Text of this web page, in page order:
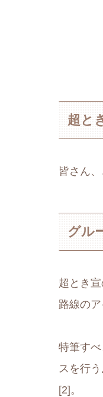
超と
皆さん
グル
超とき
路線の
特筆す
スを行
[2]。